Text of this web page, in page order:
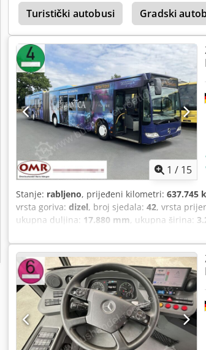
Turistički autobusi
Gradski
1 / 15
Stanje: rabljeno, prijeđeni kilometri: 637.745
vrsta goriva: dizel, broj sjedala: 42, vrsta
ukupna duljina: 17.880 mm, ukupna širina:
ABS, klima uređaj, kontrola